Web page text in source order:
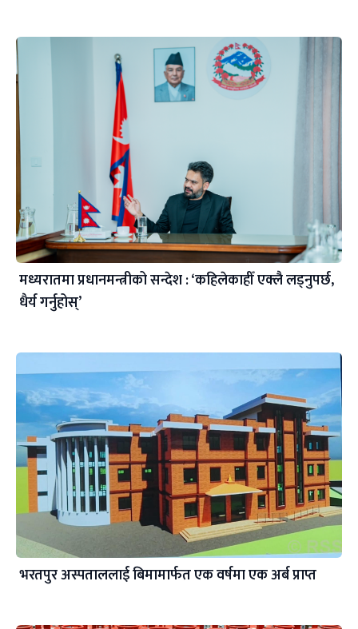
मध्यरातमा प्रधानमन्त्रीको सन्देश : ‘कहिलेकाहीँ एक्लै लड्नुपर्छ,
धैर्य गर्नुहोस्’
भरतपुर अस्पताललाई बिमामार्फत एक वर्षमा एक अर्ब प्राप्त